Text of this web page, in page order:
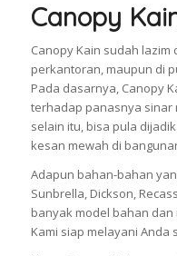
Canopy
Canopy Kain sudah
perkantoran, maupun di
Pada dasarnya, Canopy
terhadap panasnya sinar
selain itu, bisa pula
kesan mewah di
Adapun bahan-bahan
Sunbrella, Dickson,
banyak model bahan
Kami siap melayani Anda